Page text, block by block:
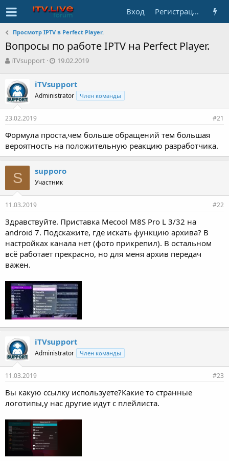
Вход Регистрация
Просмотр IPTV в Perfect Player.
Вопросы по работе IPTV на Perfect Player.
А
о
р
т
е
ы
iTVsupport
Д
а
н
л
а
19.02.2019
iTVsupport
Administrator Член команды
23.02.2019 #21
Формула проста,чем больше обращений тем большая
вероятность на положительную реакцию разработчика.
S supporo
Участник
11.03.2019 #22
Здравствуйте. Приставка Mecool M8S Pro L 3/32 на
android 7. Подскажите, где искать функцию архива? В
настройках канала нет (фото прикрепил). В остальном
всё работает прекрасно, но для меня архив передач
важен.
iTVsupport
Administrator Член команды
11.03.2019 #23
Вы какую ссылку используете?Какие то странные
логотипы,у нас другие идут с плейлиста.